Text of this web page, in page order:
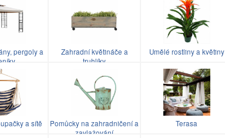
pergoly a
Zahradní květináče a
truhlíky
Umělé rostliny a květiny
a sítě
Pomůcky na zahradničení a
zavlažování
Terasa